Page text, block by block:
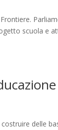
scuola e
delle